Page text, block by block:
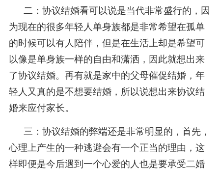
二：协议结婚看可以说是当代非常盛行的，因
为现在的很多年轻人单身族都是非常希望在孤单
的时候可以有人陪伴，但是在生活上却是希望可
以像是单身族一样的自由和潇洒，因此就想出来
了协议结婚。再有就是家中的父母催促结婚，年
轻人又真的是不想要结婚，所以说想出来协议结
婚来应付家长。
三：协议结婚的弊端还是非常明显的，首先，
心理上产生的一种逃避会有一个正当的理由，这
样即便是今后遇到一个心爱的人也是要承受二婚